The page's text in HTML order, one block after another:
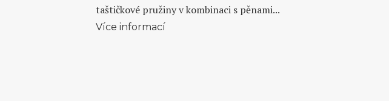
taštičkové pružiny v kombinaci s pěnami...
Více informací